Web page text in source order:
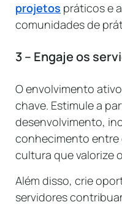
projetos práticos e
comunidades de
3 – Engaje os
O envolvimento
chave. Estimule a
desenvolvimento,
conhecimento entre
cultura que valorize
Além disso, crie
servidores